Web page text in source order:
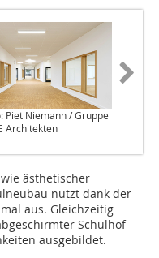
Piet Niemann / Gruppe
Architekten
ästhetischer
nutzt dank der
aus. Gleichzeitig
Schulhof
ausgebildet.